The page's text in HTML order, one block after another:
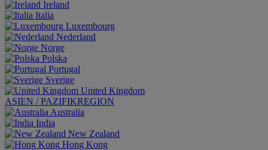
Ireland
Italia
Luxembourg
Nederland
Norge
Polska
Portugal
Sverige
United Kingdom
ASIEN / PAZIFIKREGION
Australia
India
New Zealand
Hong Kong